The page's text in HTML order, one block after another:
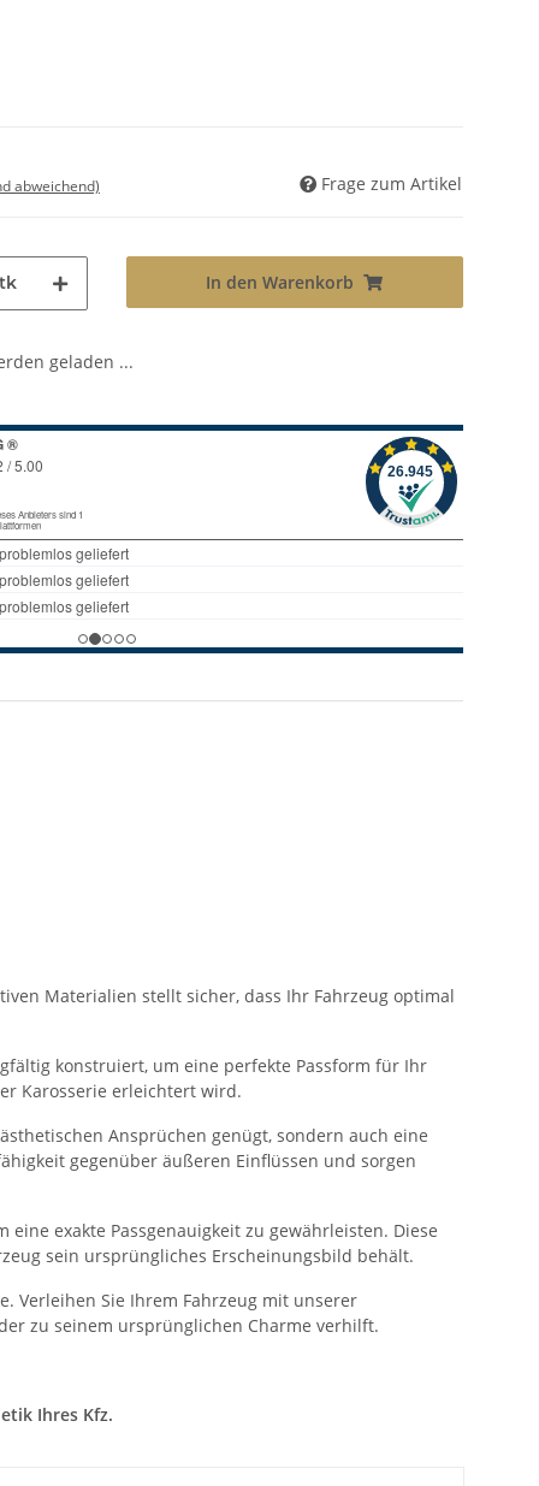
abweichend) Frage zum Artikel
In den Warenkorb
geladen ...
Materialien stellt sicher, dass Ihr Fahrzeug optimal
konstruiert, um eine perfekte Passform für Ihr
Karosserie erleichtert wird.
Ansprüchen genügt, sondern auch eine
gegenüber äußeren Einflüssen und sorgen
exakte Passgenauigkeit zu gewährleisten. Diese
sein ursprüngliches Erscheinungsbild behält.
Verleihen Sie Ihrem Fahrzeug mit unserer
zu seinem ursprünglichen Charme verhilft.
Ihres Kfz.